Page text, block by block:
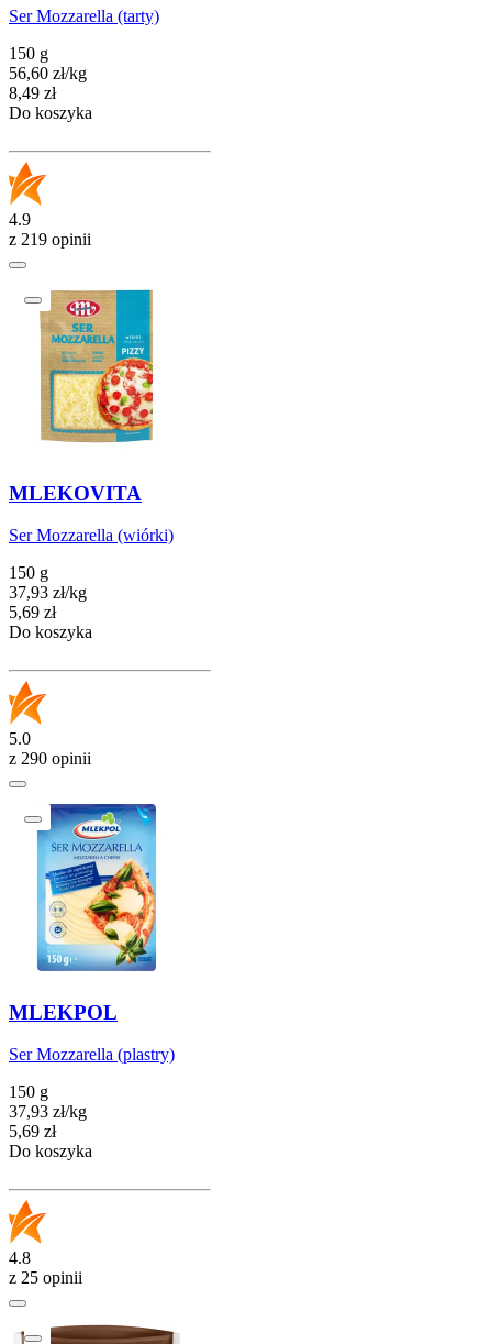
Ser Mozzarella (tarty)
150 g
56,60 zł/kg
Cena
8,49 zł
Do koszyka
4.9
z 219 opinii
MLEKOVITA
Ser Mozzarella (wiórki)
150 g
37,93 zł/kg
Cena
5,69 zł
Do koszyka
5.0
z 290 opinii
MLEKPOL
Ser Mozzarella (plastry)
150 g
37,93 zł/kg
Cena
5,69 zł
Do koszyka
4.8
z 25 opinii